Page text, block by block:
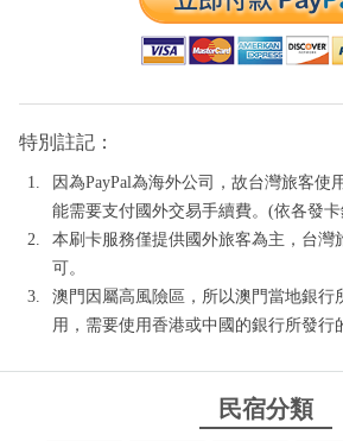
特別註記：
因為PayPal為海外公司，故台灣旅客使
能需要支付國外交易手續費。(依各發
本刷卡服務僅提供國外旅客為主，台灣
可。
澳門因屬高風險區，所以澳門當地銀行
用，需要使用香港或中國的銀行所發行
民宿分類